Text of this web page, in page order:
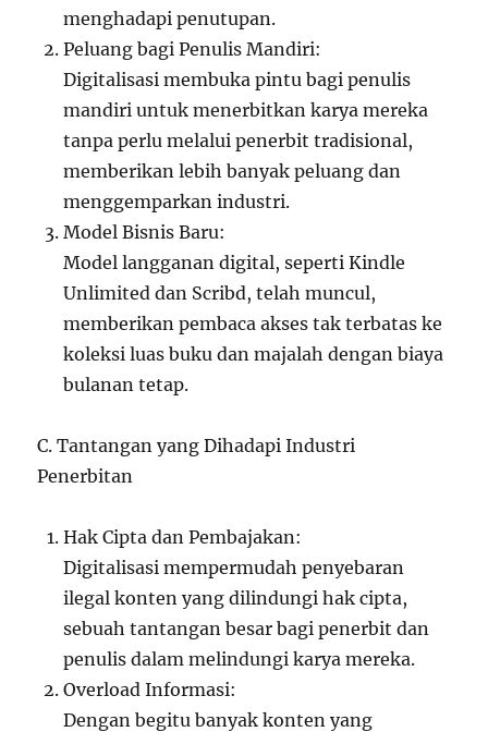
menghadapi penutupan.
Peluang bagi Penulis Mandiri:
Digitalisasi membuka pintu bagi penulis
mandiri untuk menerbitkan karya mereka
tanpa perlu melalui penerbit tradisional,
memberikan lebih banyak peluang dan
menggemparkan industri.
Model Bisnis Baru:
Model langganan digital, seperti Kindle
Unlimited dan Scribd, telah muncul,
memberikan pembaca akses tak terbatas ke
koleksi luas buku dan majalah dengan biaya
bulanan tetap.
C. Tantangan yang Dihadapi Industri
Penerbitan
Hak Cipta dan Pembajakan:
Digitalisasi mempermudah penyebaran
ilegal konten yang dilindungi hak cipta,
sebuah tantangan besar bagi penerbit dan
penulis dalam melindungi karya mereka.
Overload Informasi:
Dengan begitu banyak konten yang